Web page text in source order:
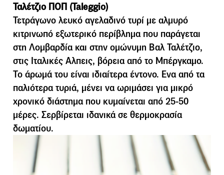
Ταλέτζιο ΠΟΠ (Taleggio)
Τετράγωνο λευκό αγελαδινό τυρί µε αλµυρό
κιτρινωπό εξωτερικό περίβληµα που παράγεται
στη Λοµβαρδία και στην οµώνυµη Βαλ Ταλέτζιο,
στις Ιταλικές Αλπεις, βόρεια από το Μπέργκαµο.
Το άρωµά του είναι ιδιαίτερα έντονο. Ενα από τα
παλιότερα τυριά, µένει να ωριµάσει για µικρό
χρονικό διάστηµα που κυµαίνεται από 25-50
µέρες. Σερβίρεται ιδανικά σε θερµοκρασία
δωµατίου.